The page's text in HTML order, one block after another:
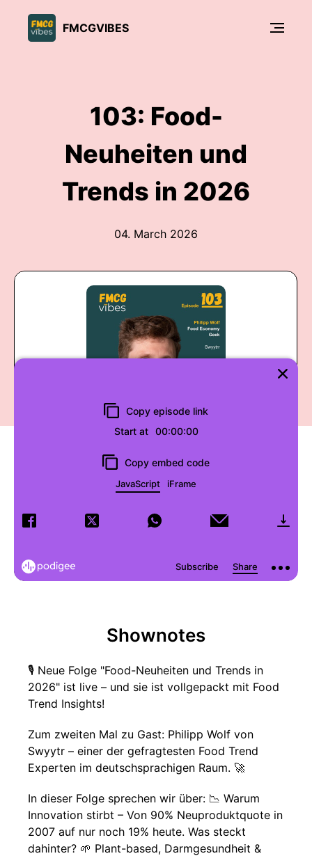
FMCGVIBES
103: Food-
Neuheiten und
Trends in 2026
04. March 2026
Shownotes
🎙️ Neue Folge "Food-Neuheiten und Trends in
2026" ist live – und sie ist vollgepackt mit Food
Trend Insights!
Zum zweiten Mal zu Gast: Philipp Wolf von
Swyytr – einer der gefragtesten Food Trend
Experten im deutschsprachigen Raum. 🚀
In dieser Folge sprechen wir über: 📉 Warum
Innovation stirbt – Von 90% Neuproduktquote in
2007 auf nur noch 19% heute. Was steckt
dahinter? 🌱 Plant-based, Darmgesundheit &